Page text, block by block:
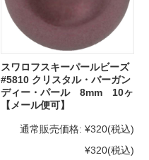
スワロフスキーパールビーズ
#5810 クリスタル・バーガン
ディー・パール 8mm 10ヶ
【メール便可】
通常販売価格: ¥320(税込)
¥320(税込)